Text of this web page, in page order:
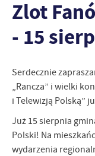
Zlot
- 15
Serdecznie
„Rancza” i wielki
i Telewizją Polską”
Już 15 sierpnia
Polski! Na
wydarzenia
personalizację
Dzięki tym plikom
korzystania z
funkcjonalne i
dostępność większej
Więcej
Analityczne
Analityczne pliki
Cookies analityczne
wykorzystywania
z jaką odwiedzane są
Więcej